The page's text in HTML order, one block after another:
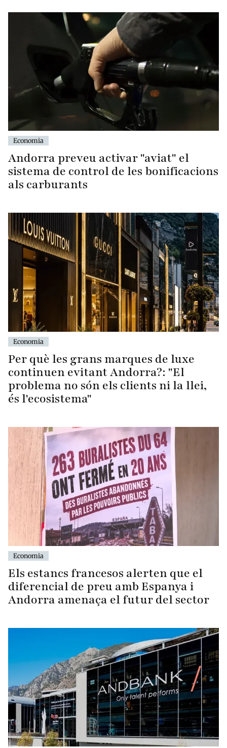
Economia
Andorra preveu activar "aviat" el
sistema de control de les bonificacions
als carburants
Economia
Per què les grans marques de luxe
continuen evitant Andorra?: "El
problema no són els clients ni la llei,
és l'ecosistema"
Economia
Els estancs francesos alerten que el
diferencial de preu amb Espanya i
Andorra amenaça el futur del sector